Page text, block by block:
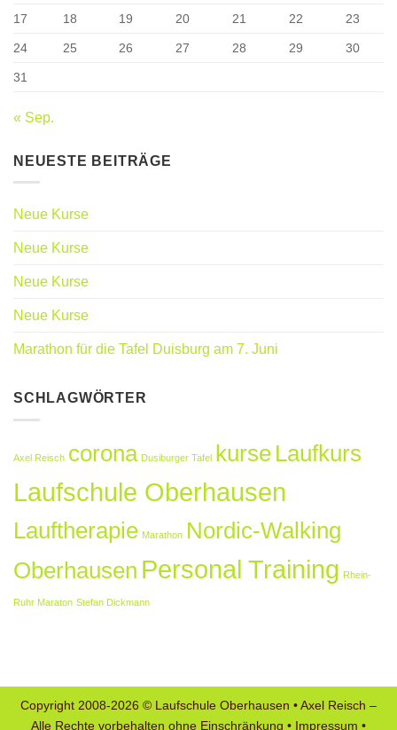
17 18 19 20 21 22 23
24 25 26 27 28 29 30
31
« Sep.
NEUESTE BEITRÄGE
Neue Kurse
Neue Kurse
Neue Kurse
Neue Kurse
Marathon für die Tafel Duisburg am 7. Juni
SCHLAGWÖRTER
Axel Reisch corona Dusiburger Tafel kurse Laufkurs
Laufschule Oberhausen
Lauftherapie Marathon Nordic-Walking
Oberhausen Personal Training Rhein-
Ruhr Maraton Stefan Dickmann
Copyright 2008-2026 © Laufschule Oberhausen • Axel Reisch –
Alle Rechte vorbehalten ohne Einschränkung • Impressum •